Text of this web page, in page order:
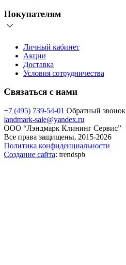
Покупателям
Личный кабинет
Акции
Доставка
Условия сотрудничества
Связаться с нами
+7 (495) 739-54-01 Обратный звонок
landmark-sale@yandex.ru
ООО “Лэндмарк Клининг Сервис”
Все права защищены, 2015-2026
Политика конфиденциальности
Создание сайта: trendspb